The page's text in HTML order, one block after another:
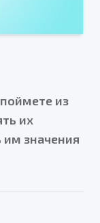
из
их
им значения